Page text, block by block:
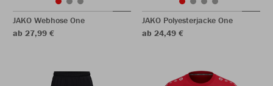
JAKO Webhose One
ab 27,99 €
JAKO Polyesterjacke One
ab 24,49 €